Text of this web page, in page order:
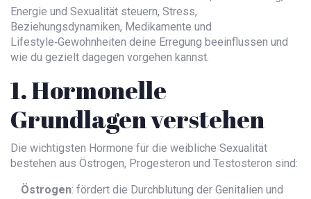
Energie und Sexualität steuern, Stress,
Beziehungsdynamiken, Medikamente und
Lifestyle‑Gewohnheiten deine Erregung beeinflussen und
wie du gezielt dagegen vorgehen kannst.
1. Hormonelle
Grundlagen verstehen
Die wichtigsten Hormone für die weibliche Sexualität
bestehen aus Östrogen, Progesteron und Testosteron sind:
Östrogen: fördert die Durchblutung der Genitalien und